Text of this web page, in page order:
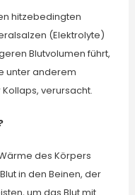
hitzebedingten
(Elektrolyte)
Blutvolumen führt,
unter anderem
verursacht.
des Körpers
in den Beinen, der